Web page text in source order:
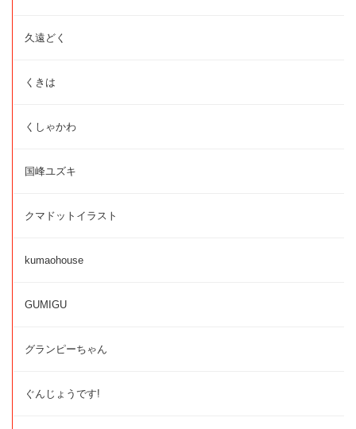
久遠どく
くきは
くしゃかわ
国峰ユズキ
クマドットイラスト
kumaohouse
GUMIGU
グランピーちゃん
ぐんじょうです!